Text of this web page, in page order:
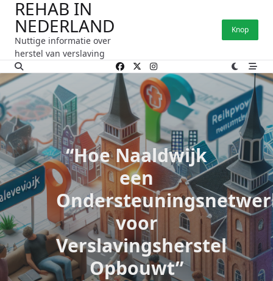
naar
inhoud
REHAB IN
NEDERLAND
Nuttige informatie over
herstel van verslaving
Knop
“Hoe Naaldwijk
een
voor
Verslavingsherstel
Opbouwt”